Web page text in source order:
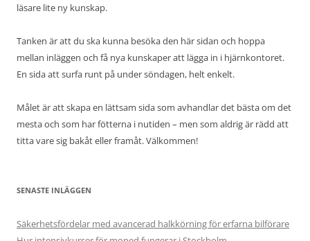
läsare lite ny kunskap.
Tanken är att du ska kunna besöka den här sidan och hoppa
mellan inläggen och få nya kunskaper att lägga in i hjärnkontoret.
En sida att surfa runt på under söndagen, helt enkelt.
Målet är att skapa en lättsam sida som avhandlar det bästa om det
mesta och som har fötterna i nutiden – men som aldrig är rädd att
titta vare sig bakåt eller framåt. Välkommen!
SENASTE INLÄGGEN
Säkerhetsfördelar med avancerad halkkörning för erfarna bilförare